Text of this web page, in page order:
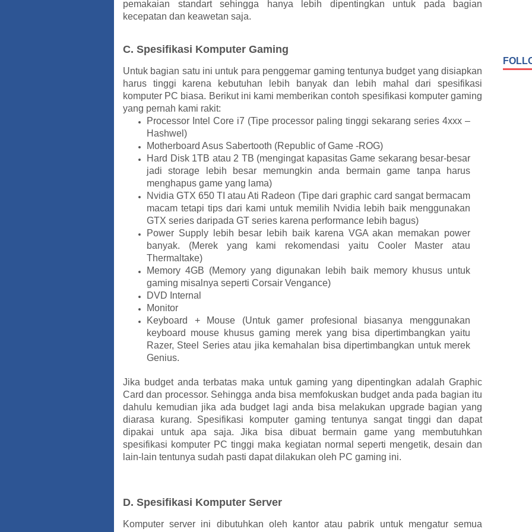
pemakaian standart sehingga hanya lebih dipentingkan untuk pada bagian
kecepatan dan keawetan saja.
C. Spesifikasi Komputer Gaming
Untuk bagian satu ini untuk para penggemar gaming tentunya budget yang disiapkan
harus tinggi karena kebutuhan lebih banyak dan lebih mahal dari spesifikasi
komputer PC biasa. Berikut ini kami memberikan contoh spesifikasi komputer gaming
yang pernah kami rakit:
Processor Intel Core i7 (Tipe processor paling tinggi sekarang series 4xxx –
Hashwel)
Motherboard Asus Sabertooth (Republic of Game -ROG)
Hard Disk 1TB atau 2 TB (mengingat kapasitas Game sekarang besar-besar
jadi storage lebih besar memungkin anda bermain game tanpa harus
menghapus game yang lama)
Nvidia GTX 650 TI atau Ati Radeon (Tipe dari graphic card sangat bermacam
macam tetapi tips dari kami untuk memilih Nvidia lebih baik menggunakan
GTX series daripada GT series karena performance lebih bagus)
Power Supply lebih besar lebih baik karena VGA akan memakan power
banyak. (Merek yang kami rekomendasi yaitu Cooler Master atau
Thermaltake)
Memory 4GB (Memory yang digunakan lebih baik memory khusus untuk
gaming misalnya seperti Corsair Vengance)
DVD Internal
Monitor
Keyboard + Mouse (Untuk gamer profesional biasanya menggunakan
keyboard mouse khusus gaming merek yang bisa dipertimbangkan yaitu
Razer, Steel Series atau jika kemahalan bisa dipertimbangkan untuk merek
Genius.
Jika budget anda terbatas maka untuk gaming yang dipentingkan adalah Graphic
Card dan processor. Sehingga anda bisa memfokuskan budget anda pada bagian itu
dahulu kemudian jika ada budget lagi anda bisa melakukan upgrade bagian yang
diarasa kurang. Spesifikasi komputer gaming tentunya sangat tinggi dan dapat
dipakai untuk apa saja. Jika bisa dibuat bermain game yang membutuhkan
spesifikasi komputer PC tinggi maka kegiatan normal seperti mengetik, desain dan
lain-lain tentunya sudah pasti dapat dilakukan oleh PC gaming ini.
D. Spesifikasi Komputer Server
Komputer server ini dibutuhkan oleh kantor atau pabrik untuk mengatur semua